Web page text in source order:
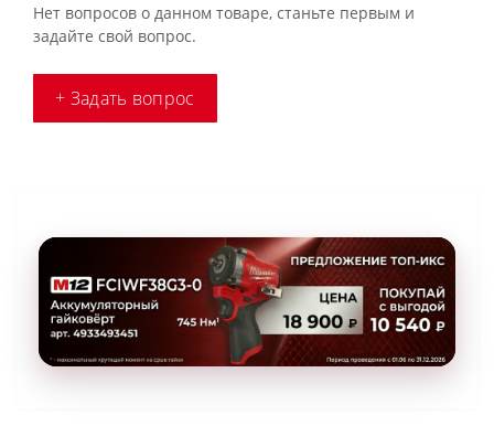
Нет вопросов о данном товаре, станьте первым и
задайте свой вопрос.
+ Задать вопрос